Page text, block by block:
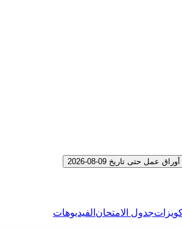
تاريخ 09-08-2026
جدول الامتحان الفيديوهات